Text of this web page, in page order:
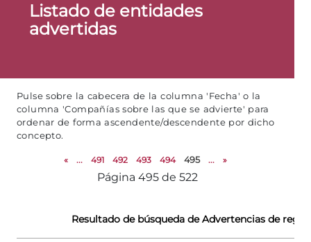
Listado de entidades
advertidas
Pulse sobre la cabecera de la columna 'Fecha' o la
columna 'Compañías sobre las que se advierte' para
ordenar de forma ascendente/descendente por dicho
concepto.
« ... 491 492 493 494 495 ... »
Página 495 de 522
Resultado de búsqueda de Advertencias de